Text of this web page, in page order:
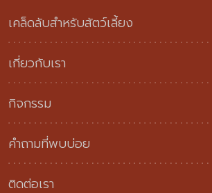
เคล็ดลับสำหรับสัตว์เลี้ยง
เกี่ยวกับเรา
กิจกรรม
คำถามที่พบบ่อย
ติดต่อเรา